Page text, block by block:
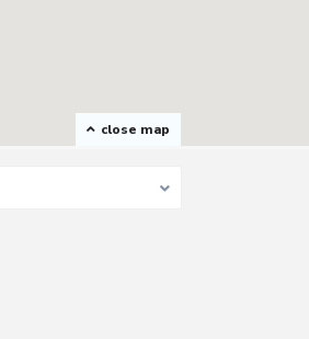
close map